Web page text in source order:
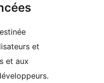
et
et aux